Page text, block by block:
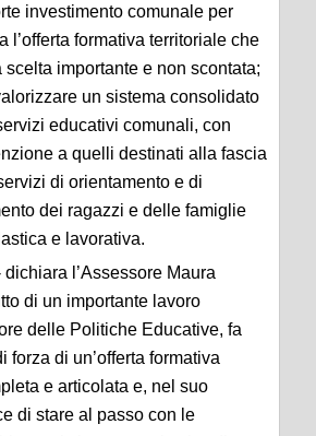
investimento comunale per
l’offerta formativa territoriale che
importante e non scontata;
un sistema consolidato
educativi comunali, con
a quelli destinati alla fascia
di orientamento e di
dei ragazzi e delle famiglie
e lavorativa.
dichiara l’Assessore Maura
di un importante lavoro
delle Politiche Educative, fa
forza di un’offerta formativa
e articolata e, nel suo
di stare al passo con le